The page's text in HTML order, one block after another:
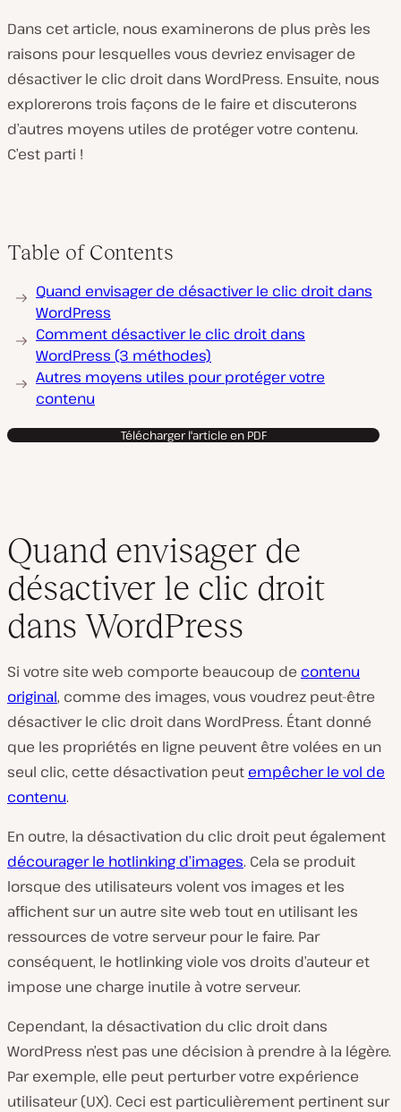
Dans cet article, nous examinerons de plus près les
raisons pour lesquelles vous devriez envisager de
désactiver le clic droit dans WordPress. Ensuite, nous
explorerons trois façons de le faire et discuterons
d’autres moyens utiles de protéger votre contenu.
C’est parti !
Table of Contents
Quand envisager de désactiver le clic droit dans
WordPress
Comment désactiver le clic droit dans
WordPress (3 méthodes)
Autres moyens utiles pour protéger votre
contenu
Télécharger l'article en PDF
Quand envisager de
désactiver le clic droit
dans WordPress
Si votre site web comporte beaucoup de contenu
original, comme des images, vous voudrez peut-être
désactiver le clic droit dans WordPress. Étant donné
que les propriétés en ligne peuvent être volées en un
seul clic, cette désactivation peut empêcher le vol de
contenu.
En outre, la désactivation du clic droit peut également
décourager le hotlinking d’images. Cela se produit
lorsque des utilisateurs volent vos images et les
affichent sur un autre site web tout en utilisant les
ressources de votre serveur pour le faire. Par
conséquent, le hotlinking viole vos droits d’auteur et
impose une charge inutile à votre serveur.
Cependant, la désactivation du clic droit dans
WordPress n’est pas une décision à prendre à la légère.
Par exemple, elle peut perturber votre expérience
utilisateur (UX). Ceci est particulièrement pertinent sur